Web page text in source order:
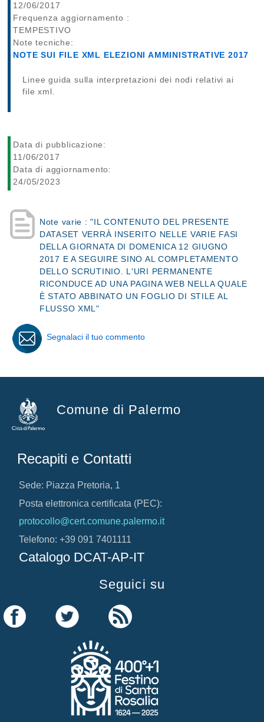
12/06/2017
Frequenza aggiornamento :
TEMPESTIVO
Note tecniche:
NOTE SUI FILE XML ELEZIONI AMMINISTRATIVE 2017
Linee guida sulla interpretazioni dei nodi relativi ai
file xml.
Data di pubblicazione:
11/06/2017
Data di aggiornamento:
24/05/2023
Note varie : "IL CONTENUTO DEL PRESENTE
DATASET VERRÀ INSERITO NELLE VARIE FASI
DELLA GIORNATA DI DOMENICA 12 GIUGNO
2017 E A SEGUIRE SINO AL COMPLETAMENTO
DELLO SCRUTINIO. L'URI PERMANENTE
RICONDUCE AD UNA PAGINA WEB NELLA QUALE
È STATO ABBINATO UN FOGLIO DI STILE AL
FLUSSO XML"
Segnalaci il tuo commento
Comune di Palermo
Recapiti e Contatti
Sede: Piazza Pretoria, 1
Posta elettronica certificata (PEC):
protocollo@cert.comune.palermo.it
Telefono: +39 091 7401111
Catalogo DCAT-AP-IT
Seguici su